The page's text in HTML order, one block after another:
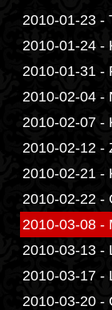
2010-01-23 -
2010-01-24 -
2010-01-31 -
2010-02-04 -
2010-02-07 -
2010-02-12 -
2010-02-21 -
2010-02-22 -
2010-03-08 -
2010-03-13 -
2010-03-17 -
2010-03-20 -